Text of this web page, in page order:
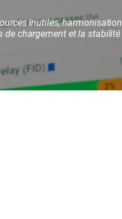
inutiles, harmonisation
de chargement et la stabilité